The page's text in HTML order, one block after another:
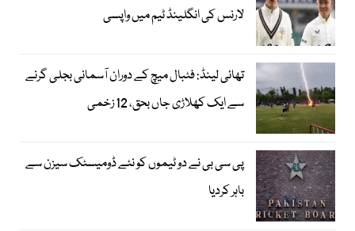
لارنس کی انگلینڈ ٹیم میں واپسی
تھائی لینڈ: فٹبال میچ کے دوران آسمانی بجلی گرنے
سے ایک کھلاڑی جاں بحق، 12 زخمی
پی سی بی نے دو ٹیموں کو نئے ڈومیسٹک سیزن سے
باہر کردیا